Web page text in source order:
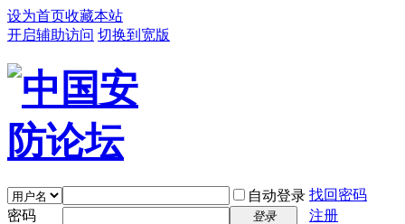
设为首页收藏本站
开启辅助访问 切换到宽版
自动登录 找回密码
密码
登录 注册